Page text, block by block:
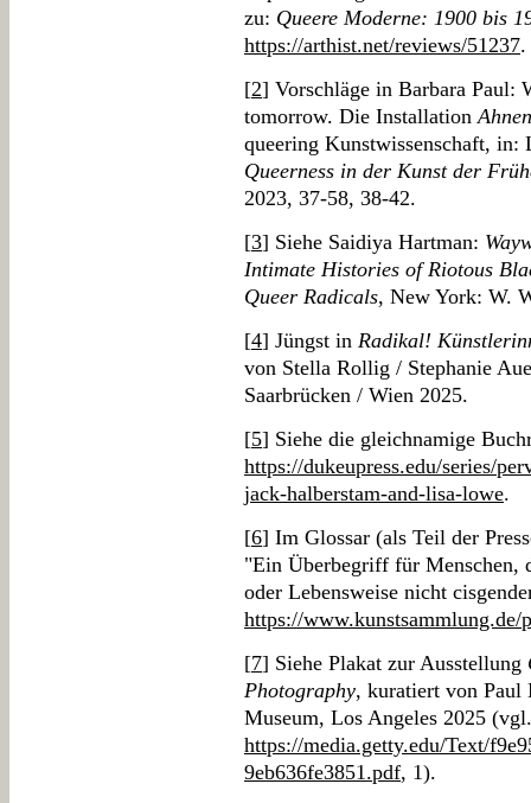
zu: Queere Moderne: 1900 bis
https://arthist.net/reviews/51237.
[2] Vorschläge in Barbara Paul:
tomorrow. Die InstallationAhnen
queering Kunstwissenschaft,
Queerness in der Kunst der
2023, 37-58, 38-42.
[3] Siehe Saidiya Hartman:
Intimate Histories of Riotous
Queer Radicals, New York: W.
[4] Jüngst in Radikal!
von Stella Rollig / Stephanie
Saarbrücken / Wien 2025.
[5] Siehe die gleichnamige
https://dukeupress.edu/series/
jack-halberstam-and-lisa-lowe.
[6] Im Glossar (als Teil der
"Ein Überbegriff für Menschen,
oder Lebensweise nicht
https://www.kunstsammlung.de/
[7] Siehe Plakat zur Ausstellung
Photography, kuratiert von Paul
Museum, Los Angeles 2025 (vgl.
https://media.getty.edu/Text/
9eb636fe3851.pdf, 1).